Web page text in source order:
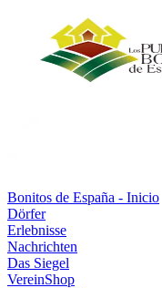
Bonitos de España - Inicio
Dörfer
Erlebnisse
Nachrichten
Das Siegel
VereinShop